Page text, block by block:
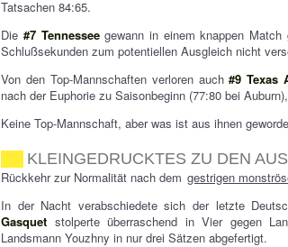
Tatsachen 84:65.
Die #7 Tennesseegewann in einem knappen Match
Schlußsekunden zum potentiellen Ausgleich nicht
Von den Top-Mannschaften verloren auch#9 Texas
nach der Euphorie zu Saisonbeginn (77:80 bei
Keine Top-Mannschaft, aber was ist aus ihnen
KLEINGEDRUCKTES ZU DEN
Rückkehr zur Normalität nach dem gestrigen
In der Nacht verabschiedete sich der letzte
Gasquet stolperte überraschend in Vier gegen
Landsmann Youzhny in nur drei Sätzen abgefertigt.